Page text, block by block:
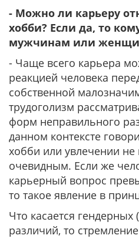
- Можно ли карьеру
хобби? Если да, то
мужчинам или
- Чаще всего карьера
реакцией человека
собственной
трудоголизм
форм неправильного
данном контексте
хобби или увлечении не
очевидным. Если же
карьерный вопрос
то такое явление в
Что касается
различий, то